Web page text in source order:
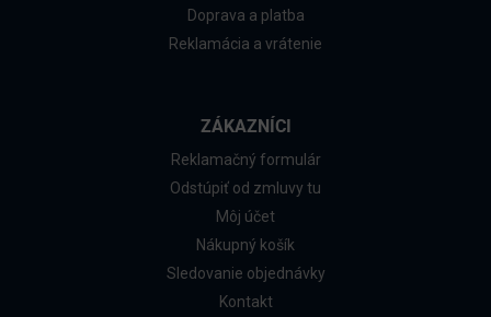
Doprava a platba
Reklamácia a vrátenie
ZÁKAZNÍCI
Reklamačný formulár
Odstúpiť od zmluvy tu
Môj účet
Nákupný košík
Sledovanie objednávky
Kontakt